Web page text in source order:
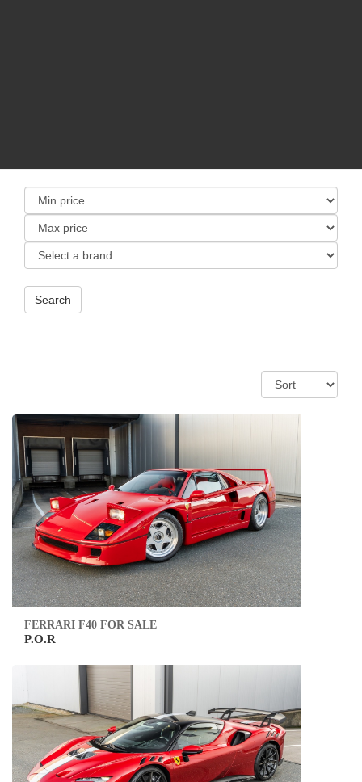
Search
FERRARI F40 FOR SALE
P.O.R